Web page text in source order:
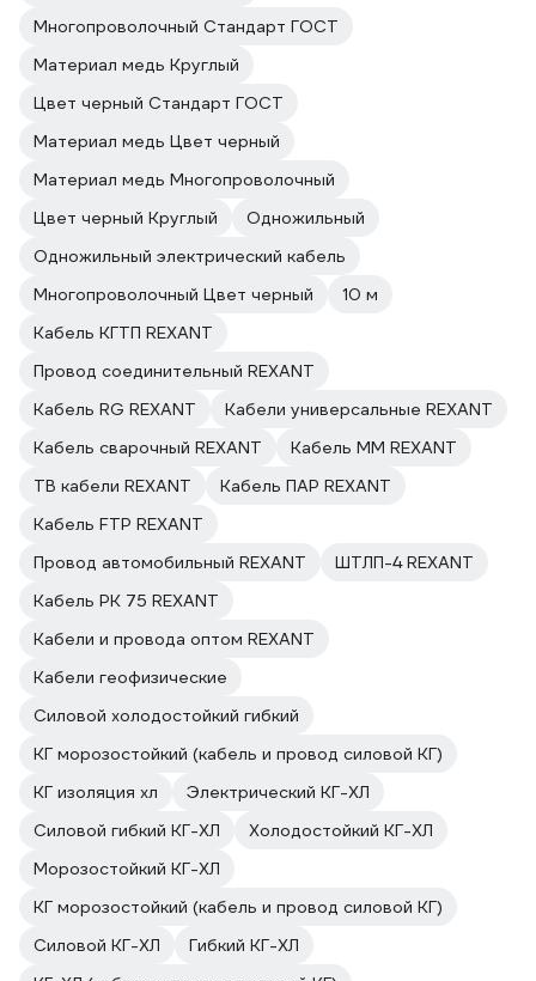
Многопроволочный Стандарт ГОСТ
Материал медь Круглый
Цвет черный Стандарт ГОСТ
Материал медь Цвет черный
Материал медь Многопроволочный
Цвет черный Круглый
Одножильный
Одножильный электрический кабель
Многопроволочный Цвет черный
10 м
Кабель КГТП REXANT
Провод соединительный REXANT
Кабель RG REXANT
Кабели универсальные REXANT
Кабель сварочный REXANT
Кабель ММ REXANT
ТВ кабели REXANT
Кабель ПАР REXANT
Кабель FTP REXANT
Провод автомобильный REXANT
ШТЛП-4 REXANT
Кабель РК 75 REXANT
Кабели и провода оптом REXANT
Кабели геофизические
Силовой холодостойкий гибкий
КГ морозостойкий (кабель и провод силовой КГ)
КГ изоляция хл
Электрический КГ-ХЛ
Силовой гибкий КГ-ХЛ
Холодостойкий КГ-ХЛ
Морозостойкий КГ-ХЛ
КГ морозостойкий (кабель и провод силовой КГ)
Силовой КГ-ХЛ
Гибкий КГ-ХЛ